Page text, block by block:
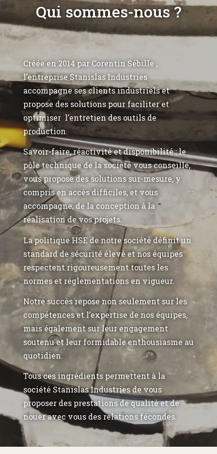
Qui sommes-nous ?
Créée en 2014 par Corentin Sébille ,
l’entreprise Stanislas Industries
accompagne ses clients industriels et
propose des solutions pour faciliter et
optimiser l’entretien des outils de
production.
Savoir-faire, réactivité et disponibilité : le
pôle technique de la société vous conseille,
vous propose des solutions sur-mesure, y
compris en accès difficiles, et vous
accompagne, de la conception à la
réalisation de vos projets.
La politique HSE de notre société définit un
standard de sécurité élevé et nos équipes
respectent rigoureusement toutes les
normes et réglementations en vigueur.
Notre succès repose non seulement sur les
compétences et l’expertise de nos équipes,
mais également sur leur engagement
soutenu et leur formidable enthousiasme au
quotidien.
Tous ces ingrédients permettent à la
société Stanislas Industries de vous
proposer des prestations de qualité et de
nouer avec vous des relations fécondes.